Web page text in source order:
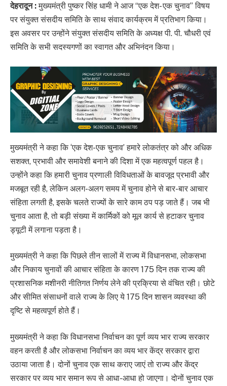
देहरादून :मुख्यमंत्री पुष्कर सिंह धामी ने आज “एक देश- एक चुनाव” विषय
पर संयुक्त संसदीय समिति के साथ संवाद कार्यक्रम में प्रतिभाग किया।
इस अवसर पर उन्होंने संयुक्त संसदीय समिति के अध्यक्ष पी. पी. चौधरी एवं
समिति के सभी सदस्यगणों का स्वागत और अभिनंदन किया।
मुख्यमंत्री ने कहा कि ‘एक देश-एक चुनाव’ हमारे लोकतंत्र को और अधिक
सशक्त, प्रभावी और समावेशी बनाने की दिशा में एक महत्वपूर्ण पहल है।
उन्होंने कहा कि हमारी चुनाव प्रणाली विविधताओं के बावजूद प्रभावी और
मजबूत रही है, लेकिन अलग-अलग समय में चुनाव होने से बार-बार आचार
संहिता लगती है, इसके चलते राज्यों के सारे काम ठप पड़ जाते हैं। जब भी
चुनाव आता है, तो बड़ी संख्या में कार्मिकों को मूल कार्य से हटाकर चुनाव
ड्यूटी में लगाना पड़ता है।
मुख्यमंत्री ने कहा कि पिछले तीन सालों में राज्य में विधानसभा, लोकसभा
और निकाय चुनावों की आचार संहिता के कारण 175 दिन तक राज्य की
प्रशासनिक मशीनरी नीतिगत निर्णय लेने की प्रक्रिया से वंचित रही। छोटे
और सीमित संसाधनों वाले राज्य के लिए ये 175 दिन शासन व्यवस्था की
दृष्टि से महत्वपूर्ण होते हैं।
मुख्यमंत्री ने कहा कि विधानसभा निर्वाचन का पूर्ण व्यय भार राज्य सरकार
वहन करती है और लोकसभा निर्वाचन का व्यय भार केंद्र सरकार द्वारा
उठाया जाता है। दोनों चुनाव एक साथ कराए जाएं तो राज्य और केंद्र
सरकार पर व्यय भार समान रूप से आधा-आधा हो जाएगा। दोनों चुनाव एक